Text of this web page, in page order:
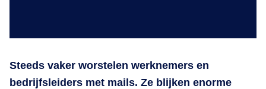
Steeds vaker worstelen werknemers en
bedrijfsleiders met mails. Ze blijken enorme